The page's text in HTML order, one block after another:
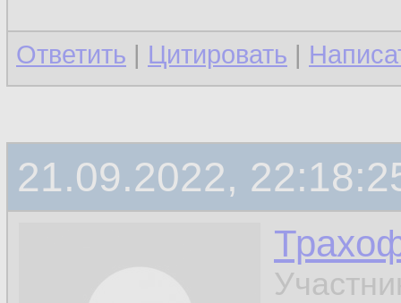
Ответить | Цитировать |
21.09.2022,